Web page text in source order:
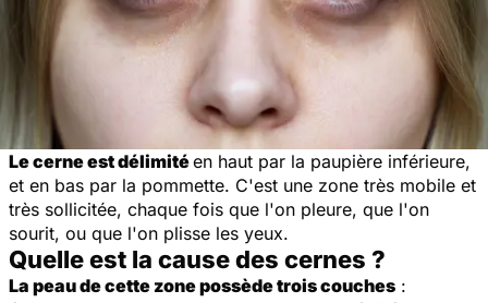
Le cerne est délimitéen haut par la paupière inférieure,
et en bas par la pommette. C'est une zone très mobile et
très sollicitée, chaque fois que l'on pleure, que l'on
sourit, ou que l'on plisse les yeux.
Quelle est la cause des cernes ?
La peau de cette zone possède trois couches :